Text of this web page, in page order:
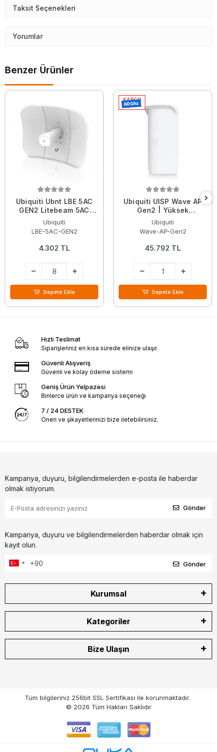
Taksit Seçenekleri
Yorumlar
Benzer Ürünler
Ubiquiti Ubnt LBE 5AC
GEN2 Litebeam 5AC
Gen2 5GHz 23DBI
Access Point Anten
Ubiquiti
LBE-5AC-GEN2
4.302 TL
Sepete Ekle
KARGO
BEDAVA
Ubiquiti UISP Wave AP
Gen2 | Yüksek
Kapasiteli 60 GHz| 5
Ghz Yedekli | PtMP
BaseStation
Ubiquiti
Wave-AP-Gen2
45.792 TL
Sepete Ekle
Hızlı Teslimat
Siparişleriniz en kısa sürede elinize ulaşır.
Güvenli Alışveriş
Güvenli ve kolay ödeme sistemi
Geniş Ürün Yelpazesi
Binlerce ürün ve kampanya seçeneği
7 / 24 DESTEK
Öneri ve şikayetlerinizi bize iletebilirsiniz.
Kampanya, duyuru, bilgilendirmelerden e-posta ile haberdar
olmak istiyorum.
Gönder
Kampanya, duyuru ve bilgilendirmelerden haberdar olmak için
kayıt olun.
Gönder
Kurumsal
Kategoriler
Bize Ulaşın
Tüm bilgileriniz 256bit SSL Sertifikası ile korunmaktadır.
© 2026 Tüm Hakları Saklıdır